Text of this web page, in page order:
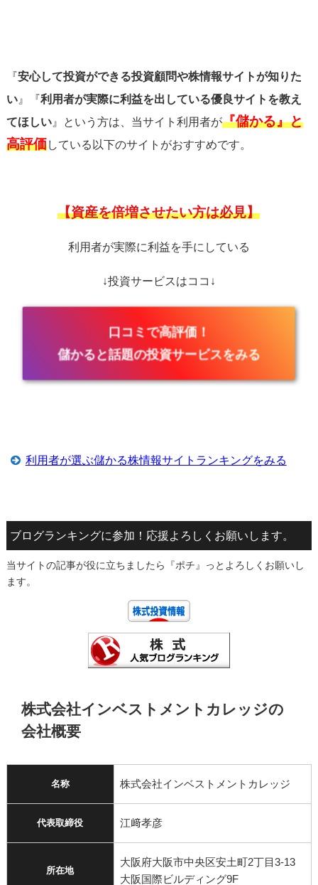
『安心して投資ができる投資顧問や株情報サイトが知りた
い』『利用者が実際に利益を出している優良サイトを教え
てほしい』という方は、当サイト利用者が『儲かる』と
高評価している以下のサイトがおすすめです。
【資産を倍増させたい方は必見】
利用者が実際に利益を手にしている
↓投資サービスはココ↓
口コミで高評価！
儲かると話題の投資サービスをみる
利用者が選ぶ儲かる株情報サイトランキングをみる
ブログランキングに参加！応援よろしくお願いします。
当サイトの記事が役に立ちましたら『ポチ』っとよろしくお願いし
ます。
株式会社インベストメントカレッジの
会社概要
名称 株式会社インベストメントカレッジ
代表取締役 江﨑孝彦
所在地
大阪府大阪市中央区安土町2丁目3-13
大阪国際ビルディング9F